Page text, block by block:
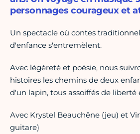
personnages courageux et
Un spectacle où contes
d'enfance s'entremèlent.
Avec légèreté et poésie, nous
histoires les chemins de deux
d'un lapin, tous assoiffés de
Avec Krystel Beauchêne (jeu) et
guitare)